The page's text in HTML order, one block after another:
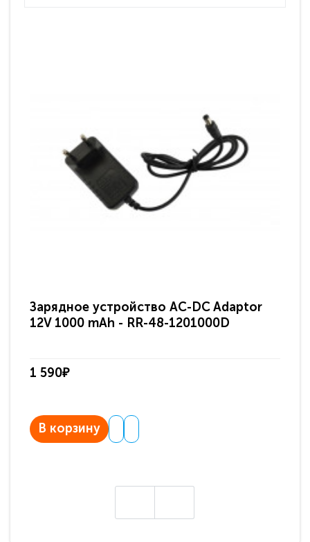
Зарядное устройство AC-DC Adaptor
12V 1000 mAh - RR-48-1201000D
1 590₽
В корзину